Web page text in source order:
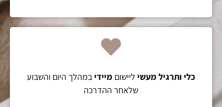
כלי ותרגיל מעשי ליישום מיידי במהלך היום והשבוע
שלאחר ההדרכה